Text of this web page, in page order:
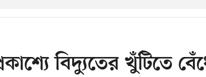
বিদ্যুতের খুঁটিতে